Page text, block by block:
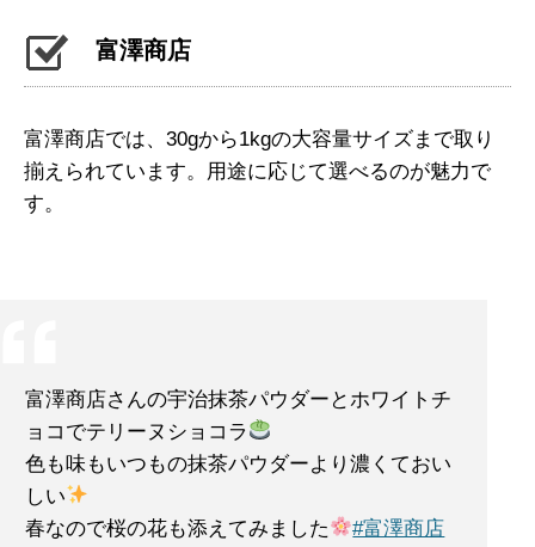
富澤商店
富澤商店では、30gから1kgの大容量サイズまで取り
揃えられています。用途に応じて選べるのが魅力で
す。
富澤商店さんの宇治抹茶パウダーとホワイトチ
ョコでテリーヌショコラ
色も味もいつもの抹茶パウダーより濃くておい
しい
春なので桜の花も添えてみました
#富澤商店